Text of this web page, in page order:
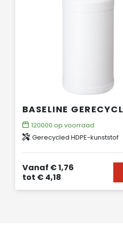
120000 op voorraad
Gerecycled HDPE-kunststof
Vanaf € 1,76
tot € 4,18